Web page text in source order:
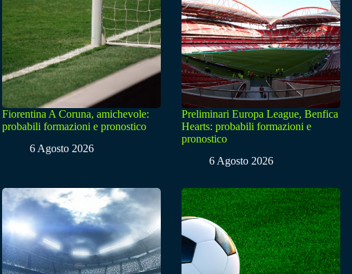
Fiorentina A Coruna, amichevole:
probabili formazioni e pronostico
6 Agosto 2026
Preliminari Europa League, Benfica
Hearts: probabili formazioni e
pronostico
6 Agosto 2026